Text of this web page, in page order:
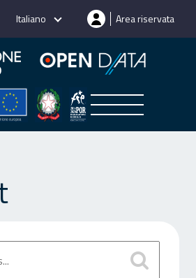
Italiano Area riservata